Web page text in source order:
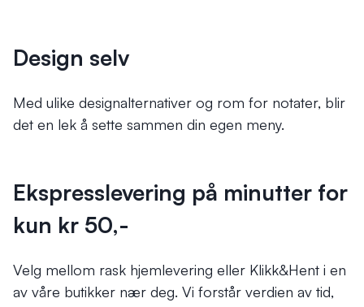
Design selv
Med ulike designalternativer og rom for notater, blir
det en lek å sette sammen din egen meny.
Ekspresslevering på minutter for
kun kr 50,-
Velg mellom rask hjemlevering eller Klikk&Hent i en
av våre butikker nær deg. Vi forstår verdien av tid,